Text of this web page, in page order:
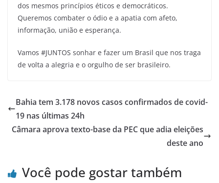
dos mesmos princípios éticos e democráticos.
Queremos combater o ódio e a apatia com afeto,
informação, união e esperança.
Vamos #JUNTOS sonhar e fazer um Brasil que nos traga
de volta a alegria e o orgulho de ser brasileiro.
Bahia tem 3.178 novos casos confirmados de covid-
19 nas últimas 24h
Câmara aprova texto-base da PEC que adia eleições
deste ano
Você pode gostar também